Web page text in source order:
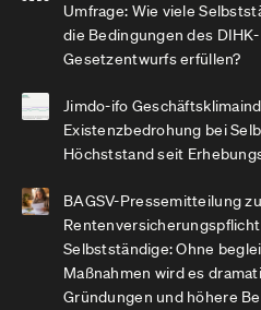
Umfrage: Wie viele
die Bedingungen des DIHK-
Gesetzentwurfs erfüllen?
Jimdo-ifo
Existenzbedrohung bei
Höchststand seit
BAGSV-Pressemitteilung
Selbstständige: Ohne
Maßnahmen wird es
Gründungen und höhere